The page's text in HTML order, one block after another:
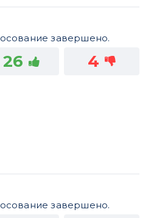
завершено.
26 4
завершено.